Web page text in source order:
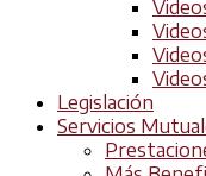
Legislación
Servicios